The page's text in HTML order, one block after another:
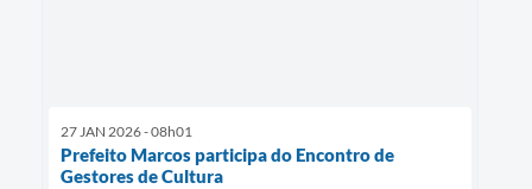
27 JAN 2026 - 08h01
Prefeito Marcos participa do Encontro de
Gestores de Cultura